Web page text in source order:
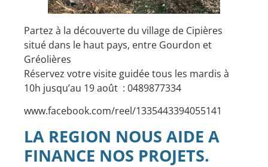
Partez à la découverte du village de Cipières
situé dans le haut pays, entre Gourdon et
Gréolières
Réservez votre visite guidée tous les mardis à
10h jusqu’au 19 août : 0489877334
www.facebook.com/reel/1335443394055141
LA REGION NOUS AIDE A
FINANCE NOS PROJETS.